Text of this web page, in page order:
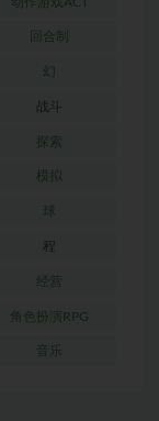
回合制
幻
战斗
探索
模拟
球
程
经营
角色扮演RPG
音乐